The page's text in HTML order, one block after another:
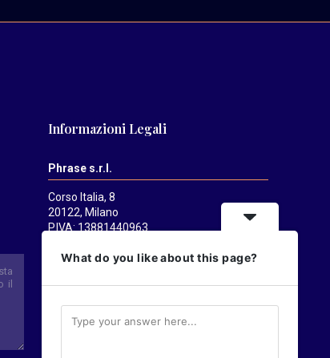
Informazioni Legali
Phrase s.r.l.
Corso Italia, 8
20122, Milano
P.IVA: 13881440963
Mediatrendsè una testata registrata
Direttore responsabile:Alessandro
Direttore editoriale:Carlo Castorina
What do you like about this page?